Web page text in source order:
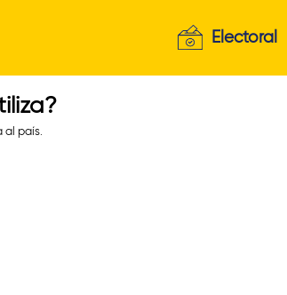
Electoral
al país.